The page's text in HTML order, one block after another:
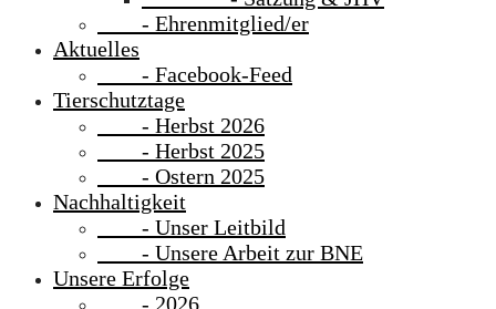
- Ehrenmitglied/er
Aktuelles
- Facebook-Feed
Tierschutztage
- Herbst 2026
- Herbst 2025
- Ostern 2025
Nachhaltigkeit
- Unser Leitbild
- Unsere Arbeit zur BNE
Unsere Erfolge
- 2026